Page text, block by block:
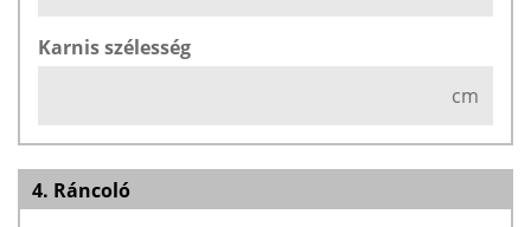
Karnis szélesség
cm
4. Ráncoló